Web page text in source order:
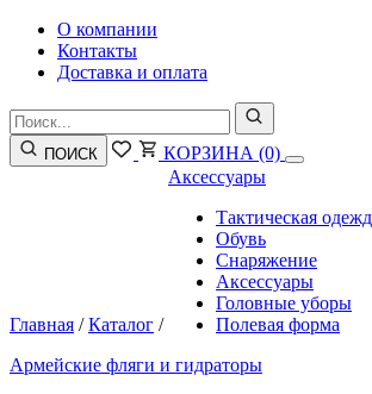
О компании
Контакты
Доставка и оплата
ПОИСК КОРЗИНА (0)
Главная /Каталог /
Аксессуары
Тактическая
Обувь
Снаряжение
Аксессуары
Головные уборы
Полевая форма
Армейские фляги и гидраторы